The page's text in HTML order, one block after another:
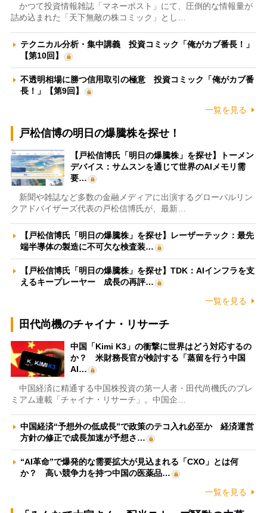
かつて投資情報雑誌「マネーポスト」にて、圧倒的な情報量が
詰め込まれた「天下無敵の株コミック」とし…
テクニカル分析・集中講義 投資コミック「俺がカブ番長！」
【第10回】
不透明相場に勝つ信用取引の極意 投資コミック「俺がカブ番
長！」【第9回】
一覧を見る
戸松信博の明日の爆騰株を探せ！
【戸松信博氏「明日の爆騰株」を探せ】トーメン
デバイス：サムスンを通じて世界のAIメモリ需
要…
新聞や雑誌など多数の金融メディアに出演するグローバルリン
クアドバイザーズ代表の戸松信博氏が、最新…
【戸松信博氏「明日の爆騰株」を探せ】レーザーテック：最先
端半導体の製造に不可欠な検査装…
【戸松信博氏「明日の爆騰株」を探せ】TDK：AIインフラを支
えるキープレーヤー 成長の再評…
一覧を見る
田代尚機のチャイナ・リサーチ
中国「Kimi K3」の衝撃に世界はどう対応するの
か？ 米財務長官が検討する「蒸留を行う中国
AI…
中国経済に精通する中国株投資の第一人者・田代尚機氏のプレ
ミアム連載「チャイナ・リサーチ」。中国企…
中国経済“予想外の低成長”で政策のテコ入れ必至か 経済運営
方針の修正で成長加速が予想さ…
“AI革命”で爆発的な需要拡大が見込まれる「CXO」とは何
か？ 高い競争力を持つ中国の医薬品…
一覧を見る